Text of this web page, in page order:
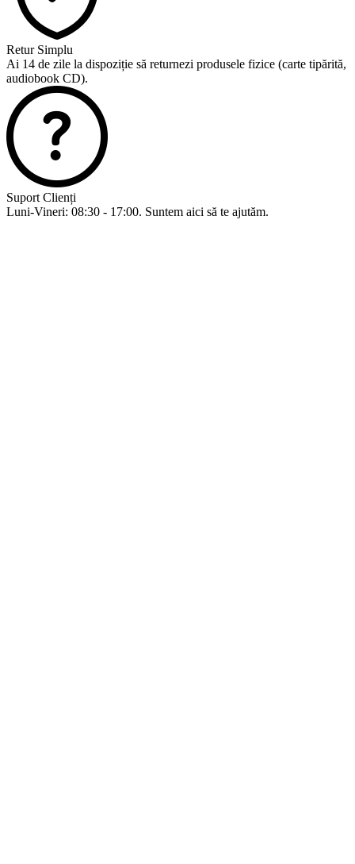
Retur Simplu
Ai 14 de zile la dispoziție să returnezi produsele fizice (carte tipărită,
audiobook CD).
Suport Clienți
Luni-Vineri: 08:30 - 17:00. Suntem aici să te ajutăm.